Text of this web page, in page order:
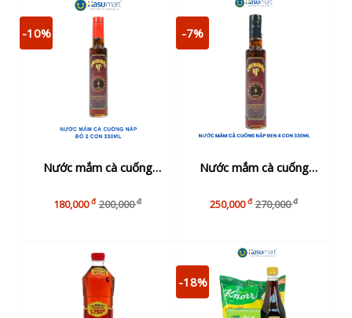
-10%
Nước mắm cà cuống
180,000đ 200,000đ
-7%
Nước mắm cà cuống
250,000đ 270,000đ
-18%